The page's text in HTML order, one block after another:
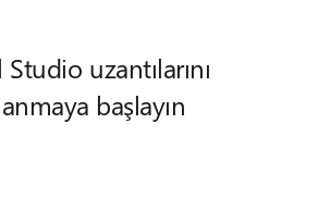
uzantılarını
başlayın